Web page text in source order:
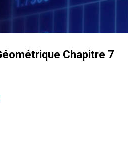
Chapitre 7